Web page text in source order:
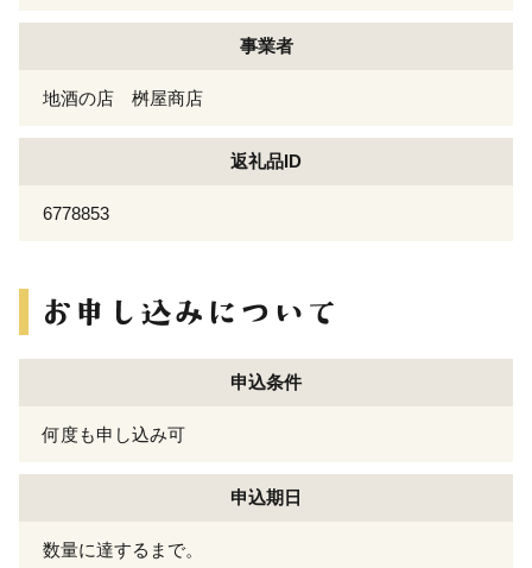
事業者
地酒の店 桝屋商店
返礼品ID
6778853
申込条件
何度も申し込み可
申込期日
数量に達するまで。